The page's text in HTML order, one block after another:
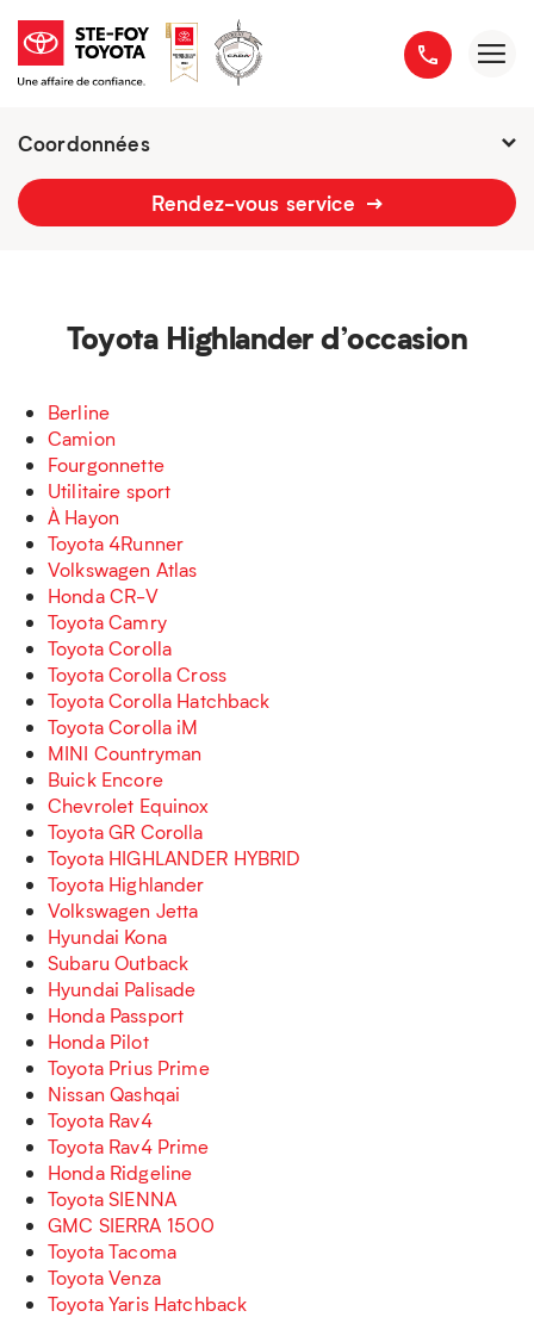
Coordonnées
Fermé : Ouverture-
Rendez-vous service
Toyota Highlander d’occasion
Berline
Camion
Fourgonnette
Utilitaire sport
À Hayon
Toyota 4Runner
Volkswagen Atlas
Honda CR-V
Toyota Camry
Toyota Corolla
Toyota Corolla Cross
Toyota Corolla Hatchback
Toyota Corolla iM
MINI Countryman
Buick Encore
Chevrolet Equinox
Toyota GR Corolla
Toyota HIGHLANDER HYBRID
Toyota Highlander
Volkswagen Jetta
Hyundai Kona
Subaru Outback
Hyundai Palisade
Honda Passport
Honda Pilot
Toyota Prius Prime
Nissan Qashqai
Toyota Rav4
Toyota Rav4 Prime
Honda Ridgeline
Toyota SIENNA
GMC SIERRA 1500
Toyota Tacoma
Toyota Venza
Toyota Yaris Hatchback